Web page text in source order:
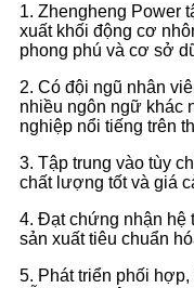
1. Zhengheng Power
xuất khối động cơ
phong phú và cơ sở
2. Có đội ngũ nhân
nhiều ngôn ngữ khác
nghiệp nổi tiếng trên
3. Tập trung vào tùy
chất lượng tốt và giá
4. Đạt chứng nhận hệ
sản xuất tiêu chuẩn
5. Phát triển phối